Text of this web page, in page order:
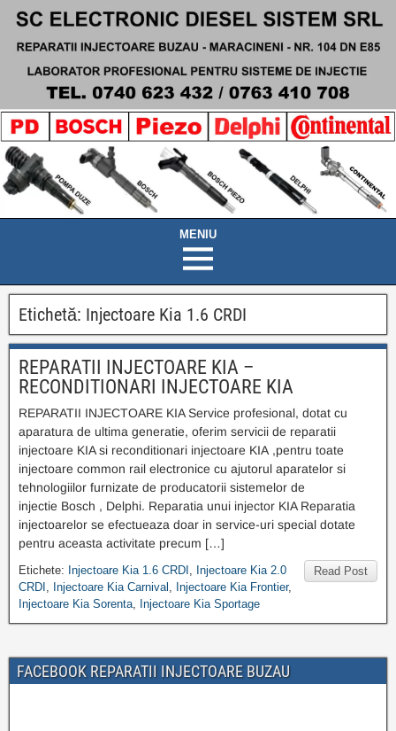
Etichetă: Injectoare Kia 1.6 CRDI
REPARATII INJECTOARE KIA –
RECONDITIONARI INJECTOARE KIA
REPARATII INJECTOARE KIA Service profesional, dotat cu
aparatura de ultima generatie, oferim servicii de reparatii
injectoare KIA si reconditionari injectoare KIA ,pentru toate
injectoare common rail electronice cu ajutorul aparatelor si
tehnologiilor furnizate de producatorii sistemelor de
injectie Bosch , Delphi. Reparatia unui injector KIA Reparatia
injectoarelor se efectueaza doar in service-uri special dotate
pentru aceasta activitate precum […]
Read Post
Etichete: Injectoare Kia 1.6 CRDI
Injectoare Kia 2.0
CRDI
Injectoare Kia Carnival Injectoare Kia Frontier,
Injectoare Kia Sorenta Injectoare Kia Sportage
FACEBOOK REPARATII INJECTOARE BUZAU